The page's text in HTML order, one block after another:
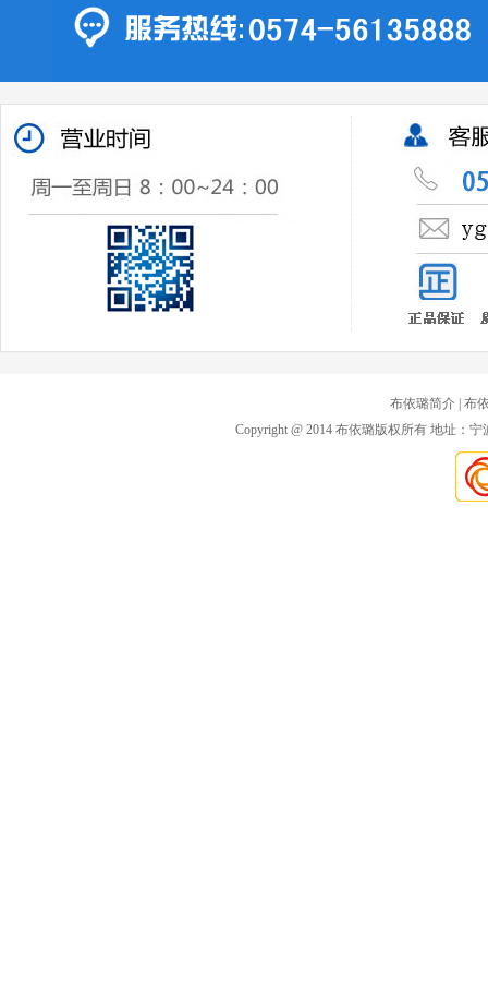
布依璐简介 | 布
Copyright @ 2014 布依璐版权所有 地址